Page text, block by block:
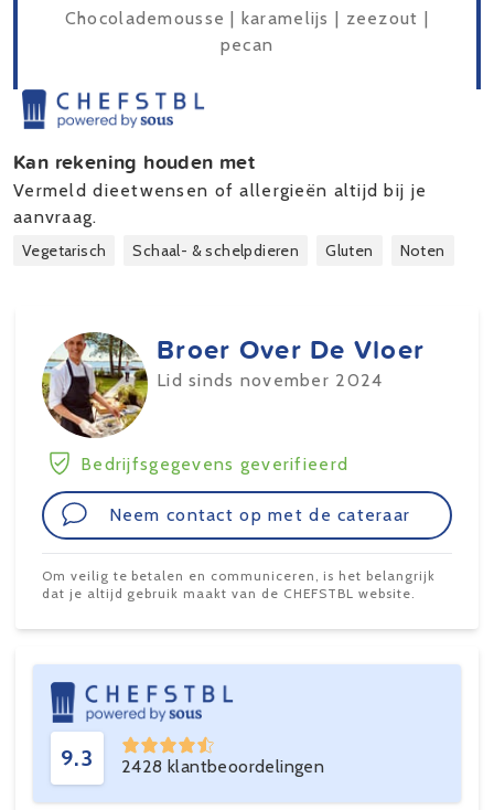
Chocolademousse | karamelijs | zeezout |
pecan
Kan rekening houden met
Vermeld dieetwensen of allergieën altijd bij je
aanvraag.
Vegetarisch Schaal- & schelpdieren Gluten Noten
Broer Over De Vloer
Lid sinds november 2024
Bedrijfsgegevens geverifieerd
Neem contact op met de cateraar
Om veilig te betalen en communiceren, is het belangrijk
dat je altijd gebruik maakt van de CHEFSTBL website.
9.3 2428 klantbeoordelingen